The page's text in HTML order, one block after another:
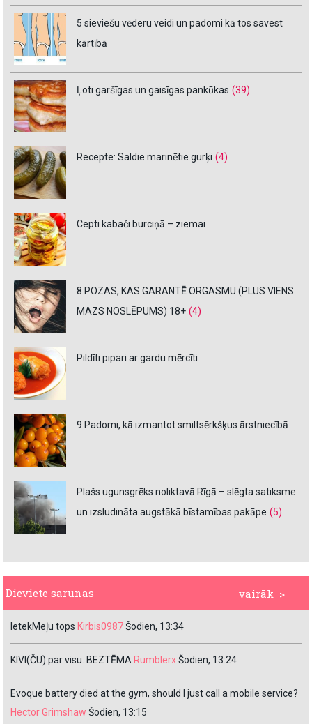
5 sieviešu vēderu veidi un padomi kā tos savest
kārtībā
Ļoti garšīgas un gaisīgas pankūkas (39)
Recepte: Saldie marinētie gurķi (4)
Cepti kabači burciņā – ziemai
8 POZAS, KAS GARANTĒ ORGASMU (PLUS VIENS
MAZS NOSLĒPUMS) 18+ (4)
Pildīti pipari ar gardu mērcīti
9 Padomi, kā izmantot smiltsērkšķus ārstniecībā
Plašs ugunsgrēks noliktavā Rīgā – slēgta satiksme
un izsludināta augstākā bīstamības pakāpe (5)
vairāk >
Dieviete sarunas
IetekMeļu tops Kirbis0987Šodien, 13:34
KIVI(ČU) par visu. BEZTĒMA RumblerxŠodien, 13:24
Evoque battery died at the gym, should I just call a mobile service?
Hector Grimshaw Šodien, 13:15